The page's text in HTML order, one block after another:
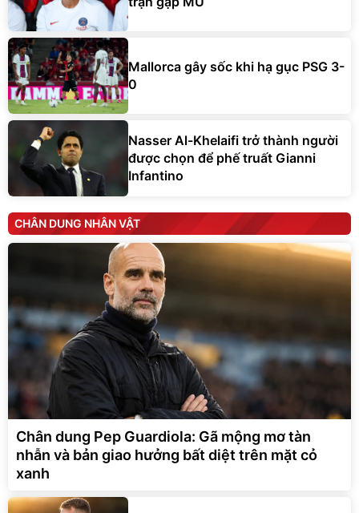
Mallorca gây sốc khi hạ gục PSG 3-
0
Nasser Al-Khelaifi trở thành người
được chọn để phế truất Gianni
Infantino
CHÂN DUNG NHÂN VẬT
Chân dung Pep Guardiola: Gã mộng mơ tàn
nhẫn và bản giao hưởng bất diệt trên mặt cỏ
xanh